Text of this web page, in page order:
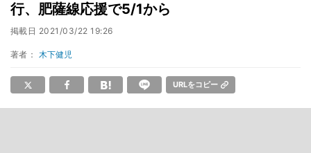
行、肥薩線応援で5/1から
掲載日 2021/03/22 19:26
著者： 木下健児
URLをコピー